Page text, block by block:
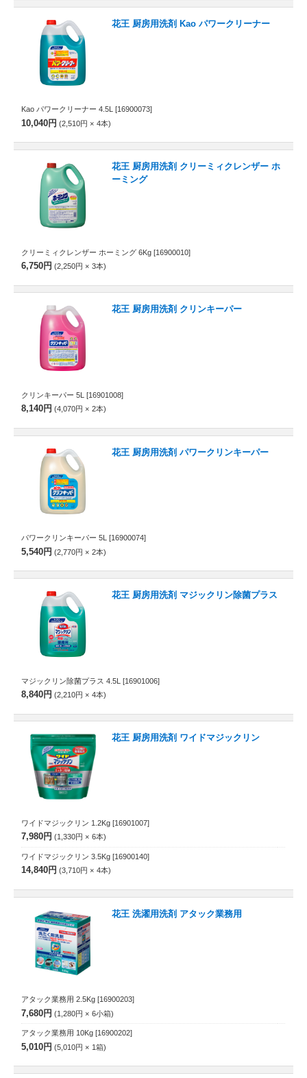
花王 厨房用洗剤 Kao パワークリーナー
Kao パワークリーナー 4.5L [16900073]
10,040円 2,510円 4本
花王 厨房用洗剤 クリーミィクレンザー ホ
ーミング
クリーミィクレンザー ホーミング 6Kg [16900010]
6,750円 2,250円 3本
花王 厨房用洗剤 クリンキーパー
クリンキーパー 5L [16901008]
8,140円 4,070円 2本
花王 厨房用洗剤 パワークリンキーパー
パワークリンキーパー 5L [16900074]
5,540円 2,770円 2本
花王 厨房用洗剤 マジックリン除菌プラス
マジックリン除菌プラス 4.5L [16901006]
8,840円 2,210円 4本
花王 厨房用洗剤 ワイドマジックリン
ワイドマジックリン 1.2Kg [16901007]
7,980円 1,330円 6本
ワイドマジックリン 3.5Kg [16900140]
14,840円 3,710円 4本
花王 洗濯用洗剤 アタック業務用
アタック業務用 2.5Kg [16900203]
7,680円 1,280円 6小箱
アタック業務用 10Kg [16900202]
5,010円 5,010円 1箱